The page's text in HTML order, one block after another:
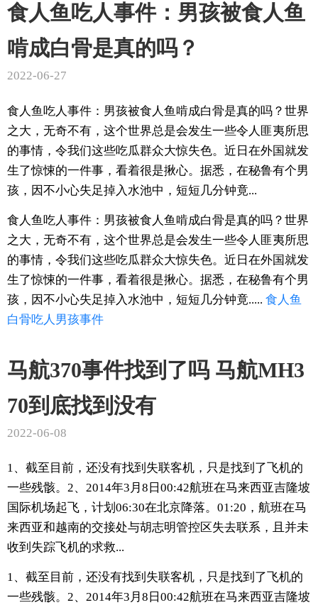
食人鱼吃人事件：男孩被食人鱼
啃成白骨是真的吗？
2022-06-27
食人鱼吃人事件：男孩被食人鱼啃成白骨是真的吗？世界
之大，无奇不有，这个世界总是会发生一些令人匪夷所思
的事情，令我们这些吃瓜群众大惊失色。近日在外国就发
生了惊悚的一件事，看着很是揪心。据悉，在秘鲁有个男
孩，因不小心失足掉入水池中，短短几分钟竟...
食人鱼吃人事件：男孩被食人鱼啃成白骨是真的吗？世界
之大，无奇不有，这个世界总是会发生一些令人匪夷所思
的事情，令我们这些吃瓜群众大惊失色。近日在外国就发
生了惊悚的一件事，看着很是揪心。据悉，在秘鲁有个男
孩，因不小心失足掉入水池中，短短几分钟竟..... 食人鱼
白骨吃人 男孩事件
马航370事件找到了吗 马航MH3
70到底找到没有
2022-06-08
1、截至目前，还没有找到失联客机，只是找到了飞机的
一些残骸。2、2014年3月8日00:42航班在马来西亚吉隆坡
国际机场起飞，计划06:30在北京降落。01:20，航班在马
来西亚和越南的交接处与胡志明管控区失去联系，且并未
收到失踪飞机的求救...
1、截至目前，还没有找到失联客机，只是找到了飞机的
一些残骸。2、2014年3月8日00:42航班在马来西亚吉隆坡